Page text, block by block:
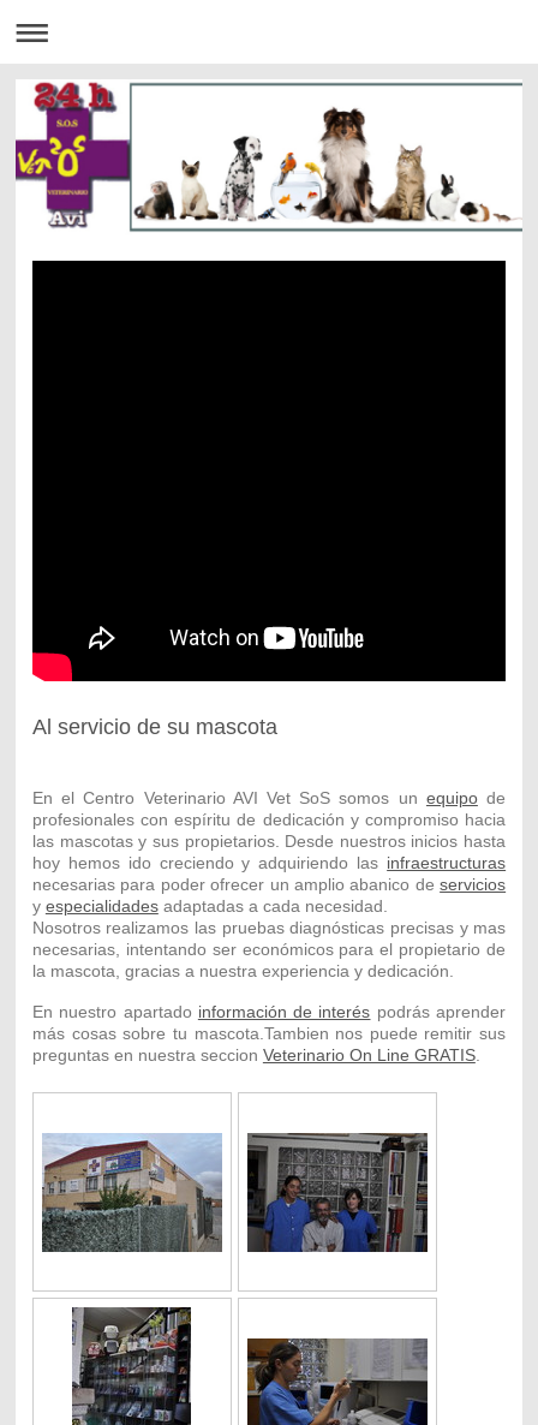
Al servicio de su mascota
En el Centro Veterinario AVI Vet SoS somos un equipode
profesionales con espíritu de dedicación y compromiso hacia
las mascotas y sus propietarios. Desde nuestros inicios hasta
hoy hemos ido creciendo y adquiriendo las infraestructuras
necesarias para poder ofrecer un amplio abanico deservicios
y especialidadesadaptadas a cada necesidad.
Nosotros realizamos las pruebas diagnósticas precisas y mas
necesarias, intentando ser económicos para el propietario de
la mascota, gracias a nuestra experiencia y dedicación.
En nuestro apartado información de interés podrás aprender
más cosas sobre tu mascota.Tambien nos puede remitir sus
preguntas en nuestra seccion Veterinario On Line GRATIS.